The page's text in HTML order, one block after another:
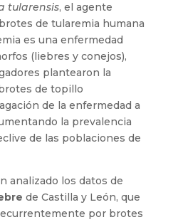
tularensis, el agente
de tularemia humana
es una enfermedad
(liebres y conejos),
plantearon la
de topillo
de la enfermedad a
la prevalencia
de las poblaciones de
analizado los datos de
de Castilla y León, que
por brotes